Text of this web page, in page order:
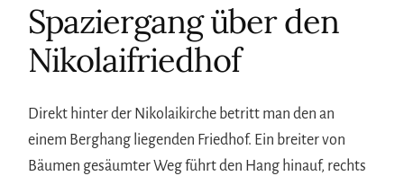
Spaziergang über den
Nikolaifriedhof
Direkt hinter der Nikolaikirche betritt man den an
einem Berghang liegenden Friedhof. Ein breiter von
Bäumen gesäumter Weg führt den Hang hinauf, rechts